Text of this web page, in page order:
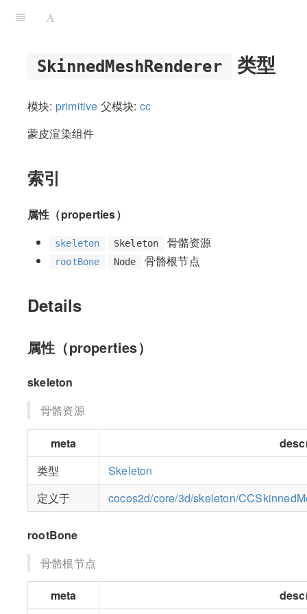
SkinnedMeshRenderer 类型
模块: primitive 父模块: cc
蒙皮渲染组件
索引
属性（properties）
skeleton Skeleton 骨骼资源
rootBone Node 骨骼根节点
Details
属性（properties）
skeleton
骨骼资源
meta
类型
Skeleton
定义于
cocos2d/core/3d/skeleton/
rootBone
骨骼根节点
meta